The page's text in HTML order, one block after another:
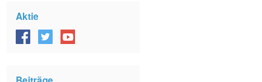
Aktie